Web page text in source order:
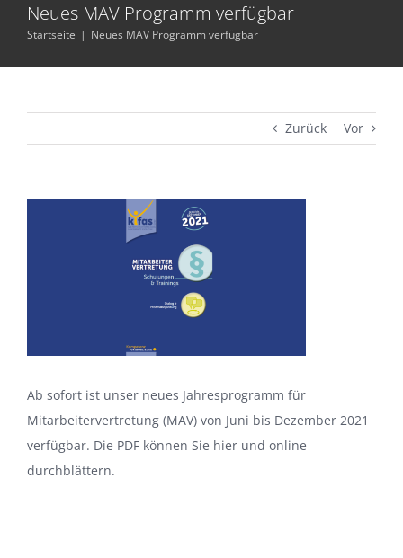
Organisations-/Konfliktcoach
Neues MAV Programm verfügbar
Startseite Neues MAV Programm verfügbar
Zurück Vor
Ab sofort ist unser neues Jahresprogramm für
Mitarbeitervertretung (MAV) von Juni bis Dezember 2021
verfügbar. Die PDF können Sie hier und online
durchblättern.